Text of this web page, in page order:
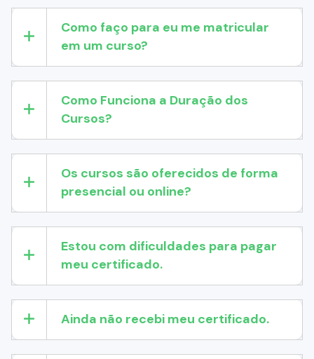
Como faço para eu me matricular
em um curso?
Como Funciona a Duração dos
Cursos?
Os cursos são oferecidos de forma
presencial ou online?
Estou com dificuldades para pagar
meu certificado.
Ainda não recebi meu certificado.